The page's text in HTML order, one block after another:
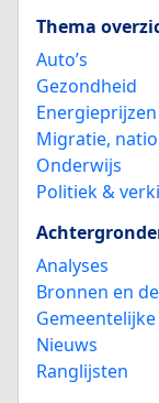
Thema
Auto’s
Gezondheid
Migratie,
Onderwijs
Politiek &
Analyses
Bronnen en
Nieuws
Ranglijsten